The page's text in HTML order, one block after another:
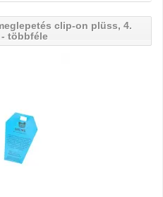
clip-on plüss, 4.
többféle